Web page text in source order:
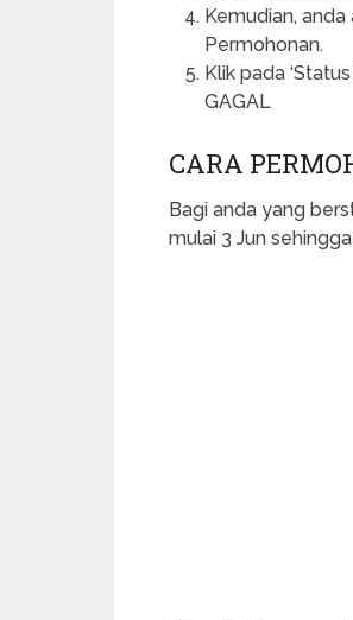
Kemudian,
Permohonan.
Klik pada
GAGAL
CARA
Bagi anda yang
mulai 3 Jun